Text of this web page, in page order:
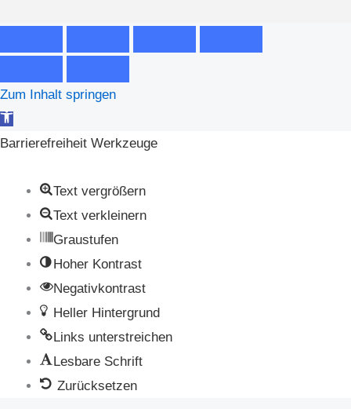
Zum Inhalt springen
Werkzeugleiste
öffnen
Barrierefreiheit Werkzeuge
Text vergrößern
Text verkleinern
Graustufen
Hoher Kontrast
Negativkontrast
Heller Hintergrund
Links unterstreichen
Lesbare Schrift
Zurücksetzen